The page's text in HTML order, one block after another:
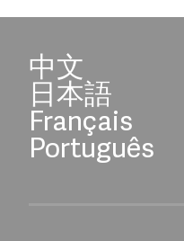
中文
日本語
Français
Português